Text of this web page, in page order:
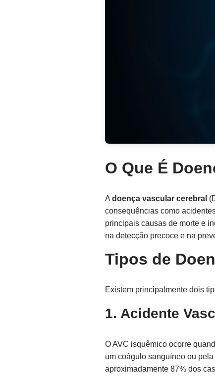
O Que É
A doença vascular cerebral
consequências como
principais causas de morte e
na detecção precoce e na
Tipos de
Existem principalmente dois
1. Acidente
O AVC isquêmico ocorre
um coágulo sanguíneo ou
aproximadamente 87% dos